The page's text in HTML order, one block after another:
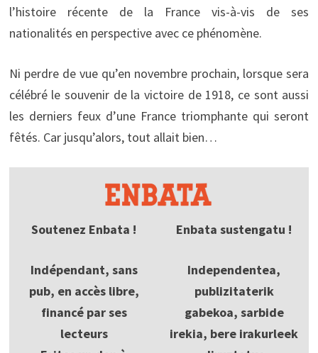
l’histoire récente de la France vis-à-vis de ses
nationalités en perspective avec ce phénomène.
Ni perdre de vue qu’en novembre prochain, lorsque sera
célébré le souvenir de la victoire de 1918, ce sont aussi
les derniers feux d’une France triomphante qui seront
fêtés. Car jusqu’alors, tout allait bien…
Soutenez Enbata !
Indépendant, sans
pub, en accès libre,
financé par ses
lecteurs
Enbata sustengatu !
Independentea,
publizitaterik
gabekoa, sarbide
irekia, bere irakurleek